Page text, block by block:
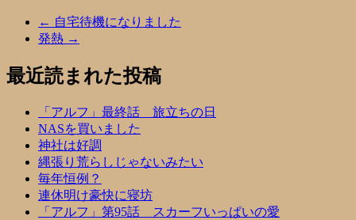
← 自宅待機になりました
発熱 →
最近読まれた投稿
「アルフ」最終話 旅立ちの日
NASを買いました
神社は好調
縄張り荒らしじゃないみたい
毎年恒例？
連休明け豪快に寝坊
「アルフ」第95話 スカーフいっぱいの愛